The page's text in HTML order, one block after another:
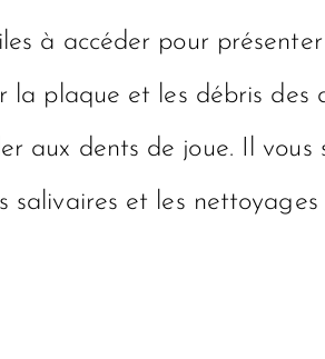
à accéder pour
plaque et les débris des
aux dents de joue. Il vous
salivaires et les